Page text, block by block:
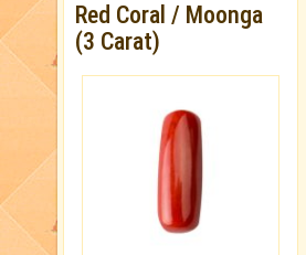
Red Coral / Moonga
(3 Carat)